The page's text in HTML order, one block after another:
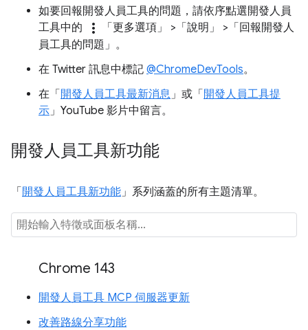
如要回報開發人員工具的問題，請依序點選開發人員
工具中的
more_vert 「更多選項」 >「說明」
>「回報開發人
員工具的問題」 。
在 Twitter 訊息中標記 @ChromeDevTools。
在「開發人員工具最新消息 」或「開發人員工具提
示 」YouTube 影片中留言。
開發人員工具新功能
「開發人員工具新功能 」系列涵蓋的所有主題清單。
Chrome 143
開發人員工具 MCP 伺服器更新
改善路線分享功能